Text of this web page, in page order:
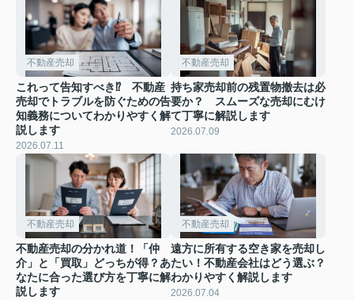
不動産売却
これって告知すべき⁉ 不動産
売却でトラブルを防ぐための告
知義務についてわかりやすく解
説します
2026.07.11
不動産売却
持ち家売却前の残置物撤去は必
要か？ スムーズな売却にむけ
て丁寧に解説します
2026.07.09
不動産売却
不動産売却の分かれ道！「仲
介」と「買取」どっちが得？あ
なたに合った選び方を丁寧に解
説します
不動産売却
遠方に所有する空き家を売却し
たい！不動産会社はどう選ぶ？
わかりやすく解説します
2026.07.04